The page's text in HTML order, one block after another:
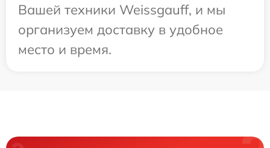
Вашей техники Weissgauff, и мы
организуем доставку в удобное
место и время.